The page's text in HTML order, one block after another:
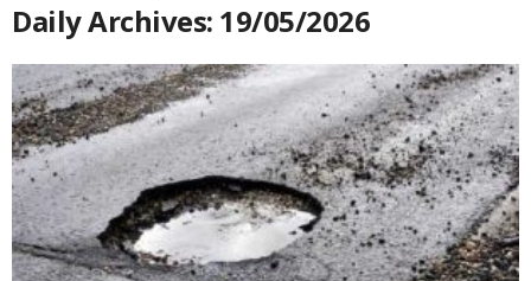
Daily Archives: 19/05/2026